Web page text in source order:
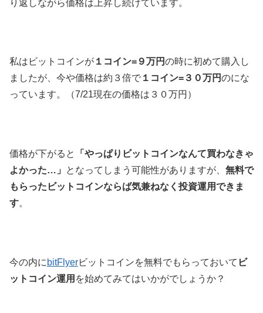
り返しながら価格は上昇し続けています。
私はビットコインが １コイン=９万円の時に初めて購入し
ましたが、今や価格は約３倍で １コイン=３０万円のにな
っています。（7/21現在の価格は３０万円）
価格が下がると
「やっぱりビットコインなんて買わなきゃ
よかった…」
となってしまう可能性がありますが、 無料で
もらったビットコインならば気兼ねなく投資運用できま
す。
今の内に bitFlyerビットコインを無料でもらっておいて ビ
ットコイン運用 を始めてみてはいかがでしょうか？